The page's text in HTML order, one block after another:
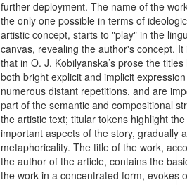
further deployment. The name of the
the only one possible in terms of
artistic concept, starts to "play" in the
canvas, revealing the author's concept. It
that in O. J. Kobilyanska’s prose the titles
both bright explicit and implicit
numerous distant repetitions, and are
part of the semantic and compositional
the artistic text; titular tokens highlight
important aspects of the story, gradually
metaphoricality. The title of the work,
the author of the article, contains the
the work in a concentrated form, evokes